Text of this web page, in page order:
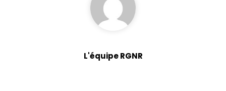
L'équipe RGNR